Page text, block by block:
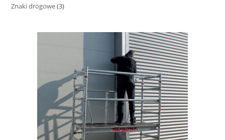
Znaki drogowe 3